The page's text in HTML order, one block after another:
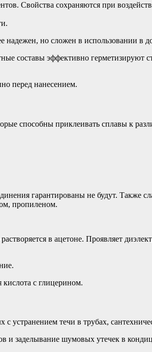
Свойства сохраняются при
надежен, но сложен в использовании в
составы эффективно
перед нанесением.
способны приклеивать сплавы к
гарантированы не будут. Также
пропиленом.
в ацетоне. Проявляет
кислота с глицерином.
устранением течи в трубах,
и заделывание шумовых утечек в